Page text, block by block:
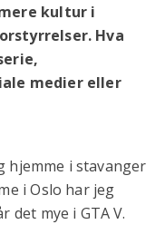
kultur i
Hva
medier eller
hjemme i stavanger
i Oslo har jeg
det mye i GTA V.